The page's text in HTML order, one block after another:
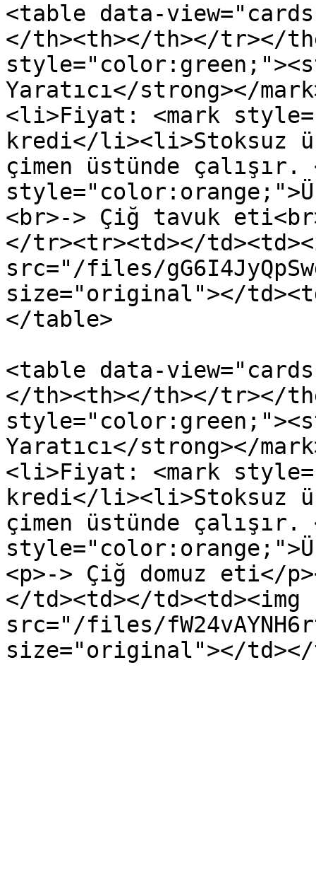
<table data-
</th><th></th></tr></
Yaratıcı</strong></
<li>Fiyat: <mark
kredi</li><li>Stoksuz
çimen üstünde çalışır.
<br>-> Çiğ tavuk
</tr><tr><td></
src="/files/
size="original"></
</table>
<table data-
</th><th></th></tr></
Yaratıcı</strong></
<li>Fiyat: <mark
kredi</li><li>Stoksuz
çimen üstünde çalışır.
<p>-> Çiğ domuz eti</
</td><td></td><td><img
src="/files/